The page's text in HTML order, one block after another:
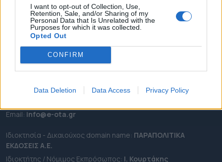
I want to opt-out of Collection, Use,
Retention, Sale, and/or Sharing of my
Personal Data that Is Unrelated with the
Purposes for which it was collected.
Opted Out
CONFIRM
Data Deletion Data Access Privacy Policy
ΣΥΝΕΝΤΕΥΞΕΙΣ
ΑΠΟΨΕΙΣ
ΠΡΟΣΛΗΨΕΙΣ
e-ota.gr | Ταυτότητα
Καλλιθέα Αττικής
Εmail: info@e-ota.gr
Ιδιοκτησία - Δικαιούχος domain name: ΠΑΡΑΠΟΛΙΤΙΚΑ
ΕΚΔΟΣΕΙΣ A.E.
Ιδιοκτήτης / Νόμιμος Εκπρόσωπος: Ι. Κουρτάκης